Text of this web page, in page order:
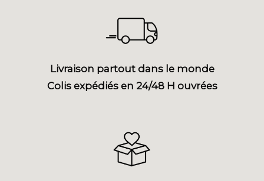
Livraison partout dans le monde
Colis expédiés en 24/48 H ouvrées